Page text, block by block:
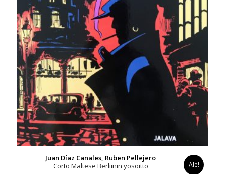
Juan Díaz Canales, Ruben Pellejero
Corto Maltese Berliinin yösoitto
Ale!